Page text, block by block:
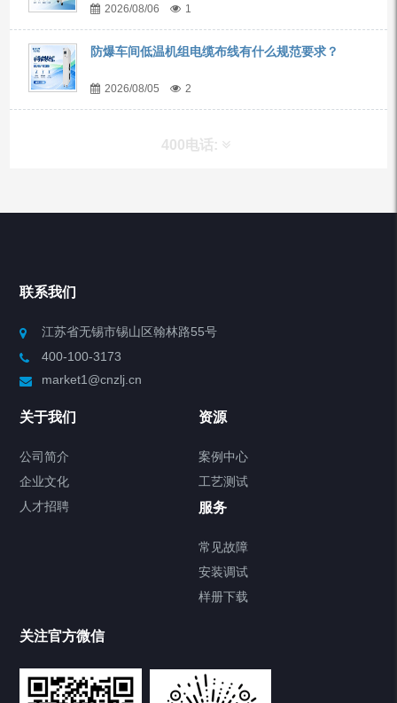
2026/08/06 1
防爆车间低温机组电缆布线有什么规范要求？
2026/08/05 2
400电话:
产品分类
制冷加热动态控温系统
Chiller气体控温系统
Chamber试验箱
TCU温度控制单元
联系我们
江苏省无锡市锡山区翰林路55号
400-100-3173
market1@cnzlj.cn
关于我们
公司简介
企业文化
人才招聘
资源
案例中心
工艺测试
服务
常见故障
安装调试
样册下载
关注官方微信